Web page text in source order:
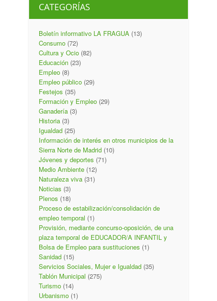
CATEGORÍAS
Boletín informativo LA FRAGUA (13)
Consumo (72)
Cultura y Ocio (82)
Educación (23)
Empleo (8)
Empleo público (29)
Festejos (35)
Formación y Empleo (29)
Ganadería (3)
Historia (3)
Igualdad (25)
Información de interés en otros municipios de la
Sierra Norte de Madrid (10)
Jóvenes y deportes (71)
Medio Ambiente (12)
Naturaleza viva (31)
Noticias (3)
Plenos (18)
Proceso de estabilización/consolidación de
empleo temporal (1)
Provisión, mediante concurso-oposición, de una
plaza temporal de EDUCADOR/A INFANTIL y
Bolsa de Empleo para sustituciones (1)
Sanidad (15)
Servicios Sociales, Mujer e Igualdad (35)
Tablón Municipal (275)
Turismo (14)
Urbanismo (1)